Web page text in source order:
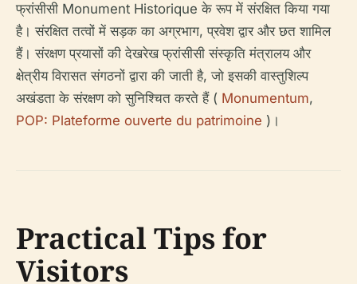
फ्रांसीसी Monument Historique के रूप में संरक्षित किया गया
है। संरक्षित तत्वों में सड़क का अग्रभाग, प्रवेश द्वार और छत शामिल
हैं। संरक्षण प्रयासों की देखरेख फ्रांसीसी संस्कृति मंत्रालय और
क्षेत्रीय विरासत संगठनों द्वारा की जाती है, जो इसकी वास्तुशिल्प
अखंडता के संरक्षण को सुनिश्चित करते हैं ( Monumentum,
POP: Plateforme ouverte du patrimoine )।
Practical Tips for
Visitors